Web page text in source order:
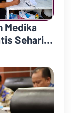
Medika
Sehari